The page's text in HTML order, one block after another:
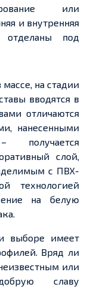
или
и внутренняя
отделаныпод
на стадии
вводятся в
отличаются
нанесенными
слой,
с ПВХ-
технологией
на белую
выборе имеет
Вряд ли
или
славу